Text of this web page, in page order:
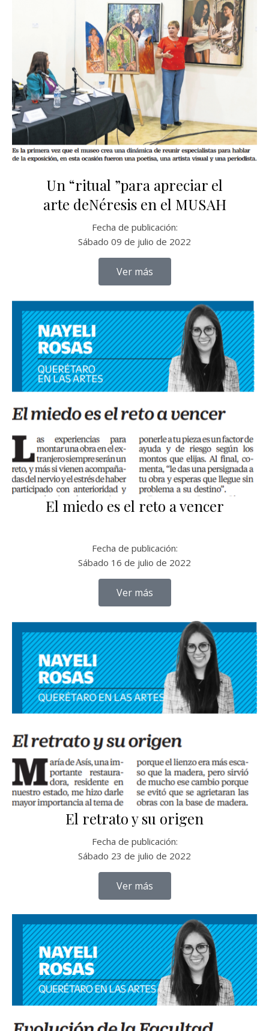
Un “ritual ”para apreciar el
arte deNéresis en el MUSAH
Fecha de publicación:
Sábado 09 de julio de 2022
Ver más
El miedo es el reto a vencer
Fecha de publicación:
Sábado 16 de julio de 2022
Ver más
El retrato y su origen
Fecha de publicación:
Sábado 23 de julio de 2022
Ver más